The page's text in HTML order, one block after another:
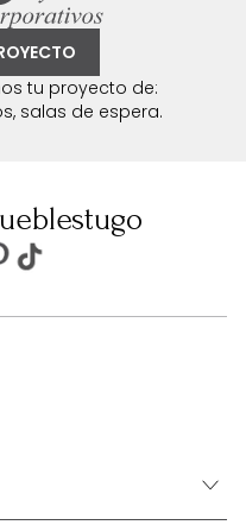
tu proyecto de:
salas de espera.